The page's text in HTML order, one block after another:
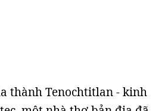
thành Tenochtitlan - kinh